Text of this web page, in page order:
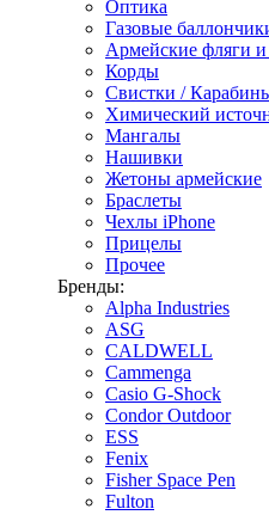
Оптика
Газовые
Армейские фляги
Корды
Свистки /
Химический
Мангалы
Нашивки
Жетоны армейские
Браслеты
Чехлы iPhone
Прицелы
Прочее
Бренды:
Alpha Industries
ASG
CALDWELL
Cammenga
Casio G-Shock
Condor Outdoor
ESS
Fenix
Fisher Space Pen
Fulton